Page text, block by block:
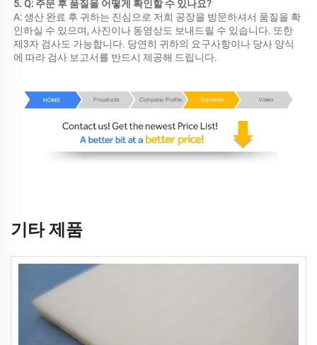
5. Q: 주문 후 품질을 어떻게 확인할 수 있나요?
A: 생산 완료 후 귀하는 진심으로 저희 공장을 방문하셔서 품질을 확
인하실 수 있으며, 사진이나 동영상도 보내드릴 수 있습니다. 또한
제3자 검사도 가능합니다. 당연히 귀하의 요구사항이나 당사 양식
에 따라 검사 보고서를 반드시 제공해 드립니다.
기타 제품